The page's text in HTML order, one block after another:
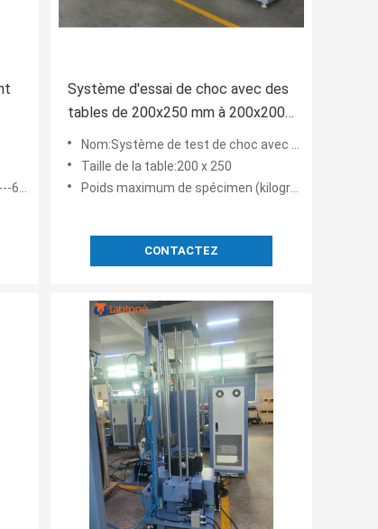
Système d'essai de choc avec des
tables de 200x250 mm à 200x200
cm, adapté à l'essai de différents
échantillons de poids allant jusqu'à
1000 kg
Nom:Système de test de choc avec table 200 x 250 mm Conforme aux normes IEC60068-2-27 et MIL-STD-810
Taille de la table:200 x 250
Poids maximum de spécimen (kilogrammes):10
CONTACTEZ